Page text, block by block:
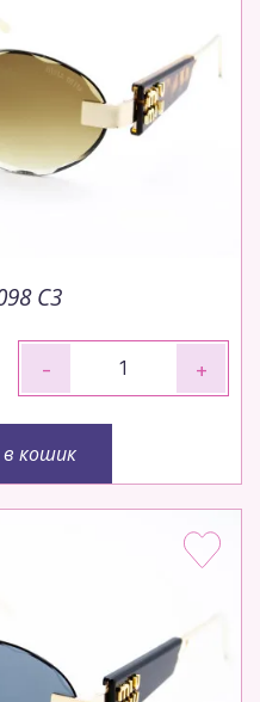
C3
- +
кошик